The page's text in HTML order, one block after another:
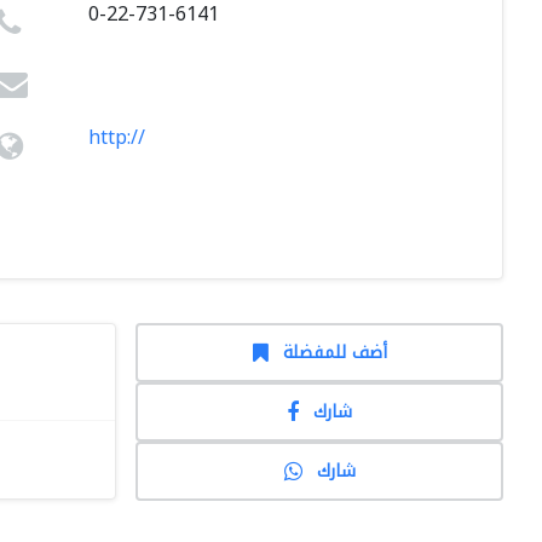
0-22-731-6141
http://
أضف للمفضلة
شارك
شارك